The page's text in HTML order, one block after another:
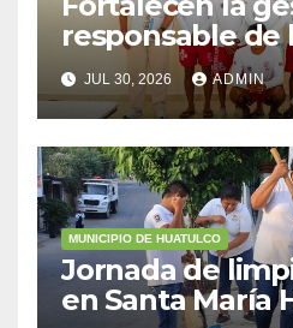
responsable de
Federal
JUL 30, 2026 ADMIN
MUNICIPIO DE HUATULCO
Jornada de
en Santa María